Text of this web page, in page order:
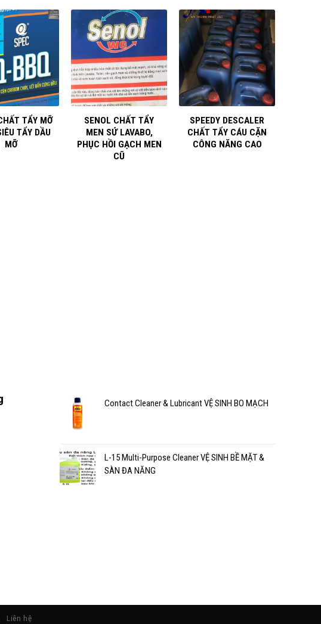
TẨY MỠ
TẨY DẦU
MỠ
+
SENOL CHẤT TẨY
MEN SỨ LAVABO,
PHỤC HỒI GẠCH MEN
CŨ
+
SPEEDY DESCALER
CHẤT TẨY CÁU CẶN
CÔNG NĂNG CAO
Contact Cleaner & Lubricant VỆ SINH BO MẠCH
L-15 Multi-Purpose Cleaner VỆ SINH BỀ MẶT &
SÀN ĐA NĂNG
Liên hệ